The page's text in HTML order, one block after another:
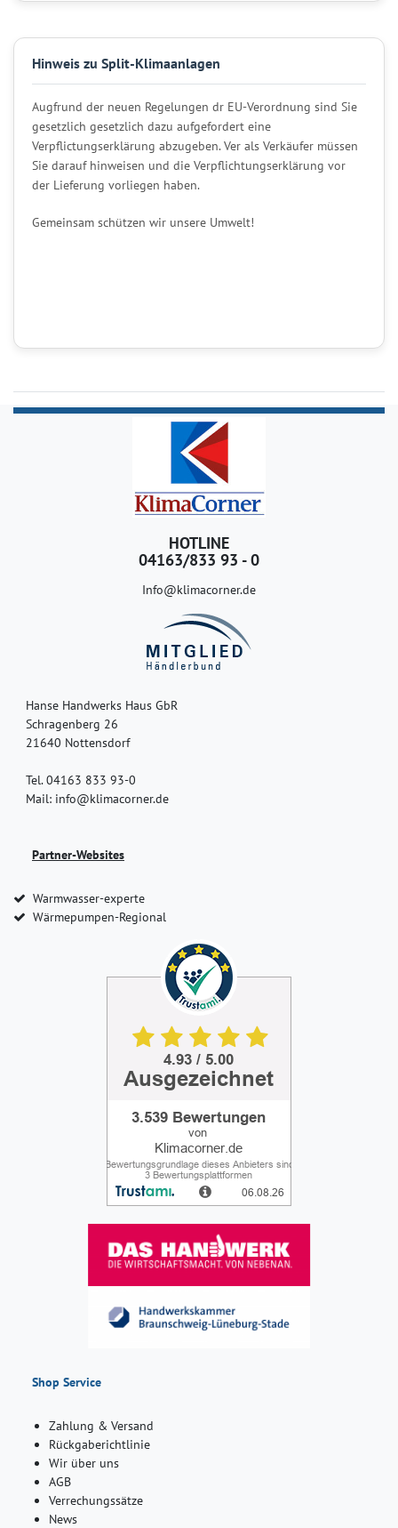
Hinweis zu Split-Klimaanlagen
Augfrund der neuen Regelungen dr EU-Verordnung sind Sie
gesetzlich gesetzlich dazu aufgefordert eine
Verpflictungserklärung abzugeben. Ver als Verkäufer müssen
Sie darauf hinweisen und die Verpflichtungserklärung vor
der Lieferung vorliegen haben.
Gemeinsam schützen wir unsere Umwelt!
HOTLINE
04163/833 93 - 0
Info@klimacorner.de
Hanse Handwerks Haus GbR
Schragenberg 26
21640 Nottensdorf
Tel. 04163 833 93-0
Mail: info@klimacorner.de
Partner-Websites
Warmwasser-experte
Wärmepumpen-Regional
Shop Service
Zahlung & Versand
Rückgaberichtlinie
Wir über uns
AGB
Verrechungssätze
News